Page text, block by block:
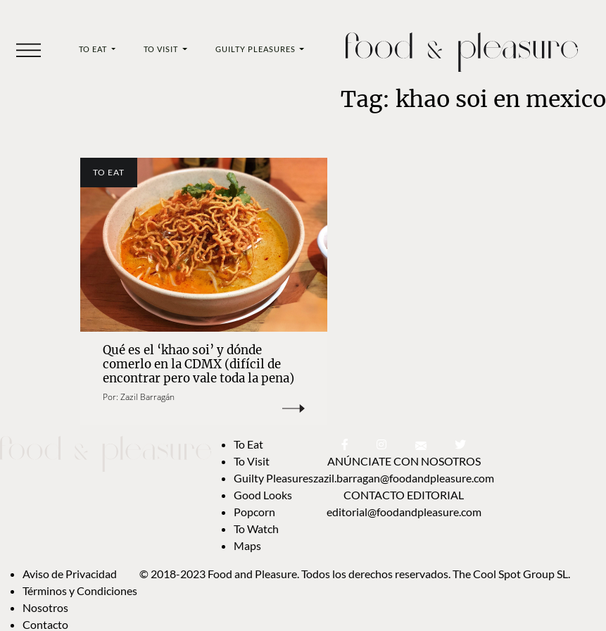
TO EAT TO VISIT GUILTY PLEASURES
Tag: khao soi en mexico
TO EAT
Qué es el ‘khao soi’ y dónde
comerlo en la CDMX (difícil de
encontrar pero vale toda la pena)
Por: Zazil Barragán
To Eat
To Visit
Guilty Pleasures
Good Looks
Popcorn
To Watch
Maps
ANÚNCIATE CON NOSOTROS
zazil.barragan@foodandpleasure.com
CONTACTO EDITORIAL
editorial@foodandpleasure.com
Aviso de Privacidad
Términos y Condiciones
Nosotros
Contacto
© 2018-2023 Food and Pleasure. Todos los derechos reservados. The Cool Spot Group SL.